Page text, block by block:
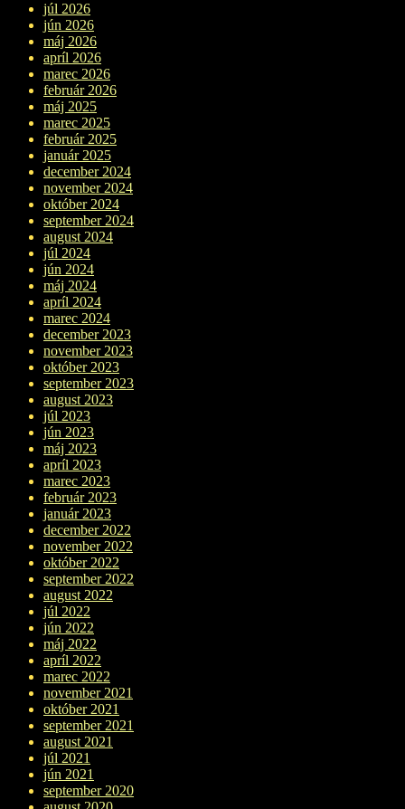
júl 2026
jún 2026
máj 2026
apríl 2026
marec 2026
február 2026
máj 2025
marec 2025
február 2025
január 2025
december 2024
november 2024
október 2024
september 2024
august 2024
júl 2024
jún 2024
máj 2024
apríl 2024
marec 2024
december 2023
november 2023
október 2023
september 2023
august 2023
júl 2023
jún 2023
máj 2023
apríl 2023
marec 2023
február 2023
január 2023
december 2022
november 2022
október 2022
september 2022
august 2022
júl 2022
jún 2022
máj 2022
apríl 2022
marec 2022
november 2021
október 2021
september 2021
august 2021
júl 2021
jún 2021
september 2020